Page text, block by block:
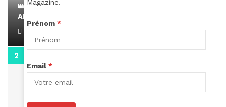
👑 Remerciements à Ayden pour son message sur
AMINA, le Magazine de la Femme
April 1, 2022
Magazine.
Prénom *
Email *